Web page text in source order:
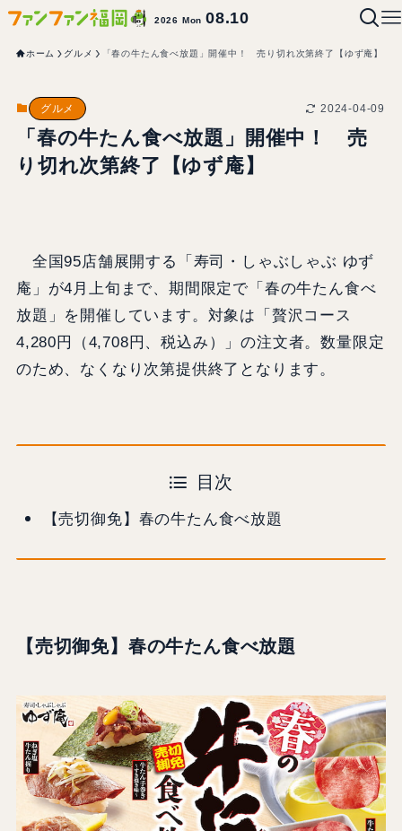
2026 Mon08.10
ホーム グルメ 「春の牛たん食べ放題」開催中！ 売り切れ次第終了【ゆず庵】
グルメ 2024-04-09
「春の牛たん食べ放題」開催中！ 売
り切れ次第終了【ゆず庵】
全国95店舗展開する「寿司・しゃぶしゃぶ ゆず
庵」が4月上旬まで、期間限定で「春の牛たん食べ
放題」を開催しています。対象は「贅沢コース
4,280円（4,708円、税込み）」の注文者。数量限定
のため、なくなり次第提供終了となります。
目次
【売切御免】春の牛たん食べ放題
【売切御免】春の牛たん食べ放題